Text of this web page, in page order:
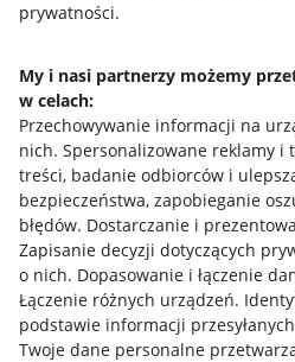
prywatności.
My i nasi partnerzy możemy
w celach:
Przechowywanie informacji na
nich. Spersonalizowane reklamy i
treści, badanie odbiorców i
bezpieczeństwa, zapobieganie
błędów. Dostarczanie i
Zapisanie decyzji dotyczących
o nich. Dopasowanie i łączenie
Łączenie różnych urządzeń.
podstawie informacji
Twoje dane personalne
Jak to działa
Allegro Gadane dla sprzedających
Allegro Gadane dla kupujących
Mapa miejscowości
Informacje prawne
Regulamin
Polityka plików "cookies"